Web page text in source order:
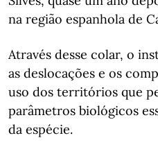
na região espanhola de
Através desse colar, o
as deslocações e os
uso dos territórios que
parâmetros biológicos
da espécie.